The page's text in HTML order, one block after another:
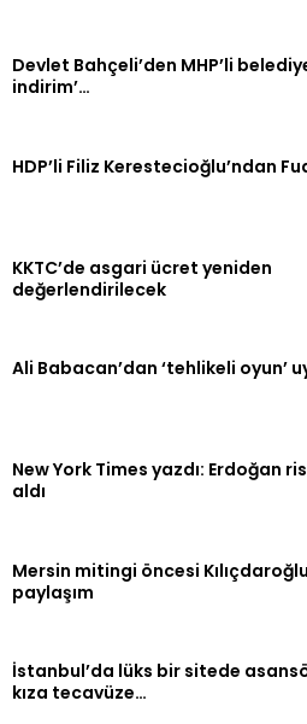
Devlet Bahçeli’den MHP’li
indirim’…
HDP’li Filiz Kerestecioğlu’ndan
KKTC’de asgari ücret yeniden
değerlendirilecek
Ali Babacan’dan ‘tehlikeli oyun’
New York Times yazdı: Erdoğan
aldı
Mersin mitingi öncesi
paylaşım
İstanbul’da lüks bir sitede
kıza tecavüze…